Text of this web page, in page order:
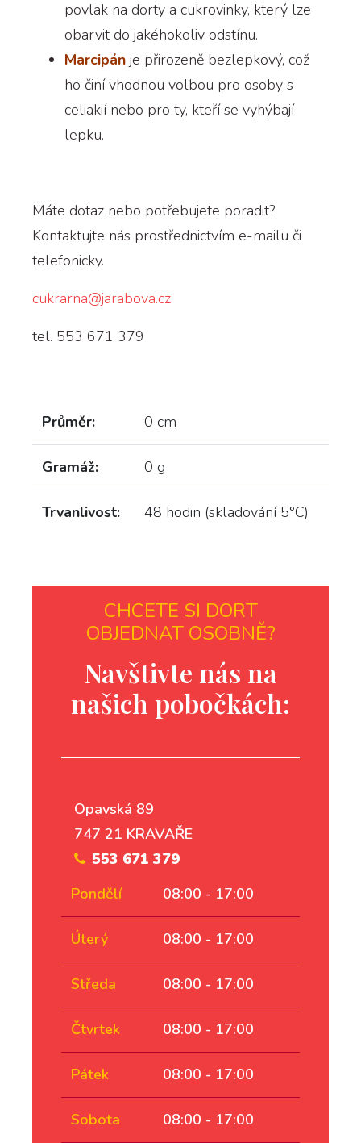
povlak na dorty a cukrovinky, který lze
obarvit do jakéhokoliv odstínu.
Marcipán je přirozeně bezlepkový, což
ho činí vhodnou volbou pro osoby s
celiakií nebo pro ty, kteří se vyhýbají
lepku.
Máte dotaz nebo potřebujete poradit?
Kontaktujte nás prostřednictvím e-mailu či
telefonicky.
cukrarna@jarabova.cz
tel. 553 671 379
Průměr: 0 cm
Gramáž: 0 g
Trvanlivost: 48 hodin (skladování 5°C)
CHCETE SI DORT
OBJEDNAT OSOBNĚ?
Navštivte nás na
našich pobočkách:
Opavská 89
747 21 KRAVAŘE
553 671 379
Pondělí
08:00 - 17:00
Úterý 08:00 - 17:00
Středa 08:00 - 17:00
Čtvrtek 08:00 - 17:00
Pátek 08:00 - 17:00
Sobota 08:00 - 17:00